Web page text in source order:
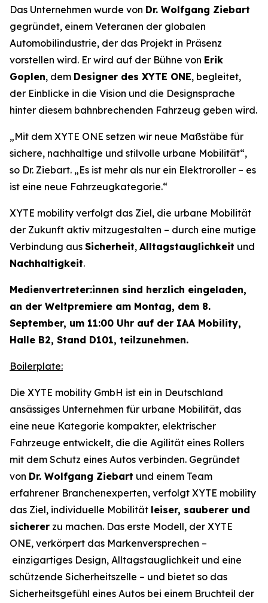
Das Unternehmen wurde von Dr. Wolfgang Ziebart
gegründet, einem Veteranen der globalen
Automobilindustrie, der das Projekt in Präsenz
vorstellen wird. Er wird auf der Bühne von Erik
Goplen, dem Designer des XYTE ONE, begleitet,
der Einblicke in die Vision und die Designsprache
hinter diesem bahnbrechenden Fahrzeug geben wird.
„Mit dem XYTE ONE setzen wir neue Maßstäbe für
sichere, nachhaltige und stilvolle urbane Mobilität“,
so Dr. Ziebart. „Es ist mehr als nur ein Elektroroller – es
ist eine neue Fahrzeugkategorie.“
XYTE mobility verfolgt das Ziel, die urbane Mobilität
der Zukunft aktiv mitzugestalten – durch eine mutige
Verbindung aus Sicherheit, Alltagstauglichkeit und
Nachhaltigkeit.
Medienvertreter:innen sind herzlich eingeladen,
an der Weltpremiere am Montag, dem 8.
September, um 11:00 Uhr auf der IAA Mobility,
Halle B2, Stand D101, teilzunehmen.
Boilerplate:
Die XYTE mobility GmbH ist ein in Deutschland
ansässiges Unternehmen für urbane Mobilität, das
eine neue Kategorie kompakter, elektrischer
Fahrzeuge entwickelt, die die Agilität eines Rollers
mit dem Schutz eines Autos verbinden. Gegründet
von Dr. Wolfgang Ziebart und einem Team
erfahrener Branchenexperten, verfolgt XYTE mobility
das Ziel, individuelle Mobilität leiser, sauberer und
sicherer zu machen. Das erste Modell, der XYTE
ONE, verkörpert das Markenversprechen –
einzigartiges Design, Alltagstauglichkeit und eine
schützende Sicherheitszelle – und bietet so das
Sicherheitsgefühl eines Autos bei einem Bruchteil der